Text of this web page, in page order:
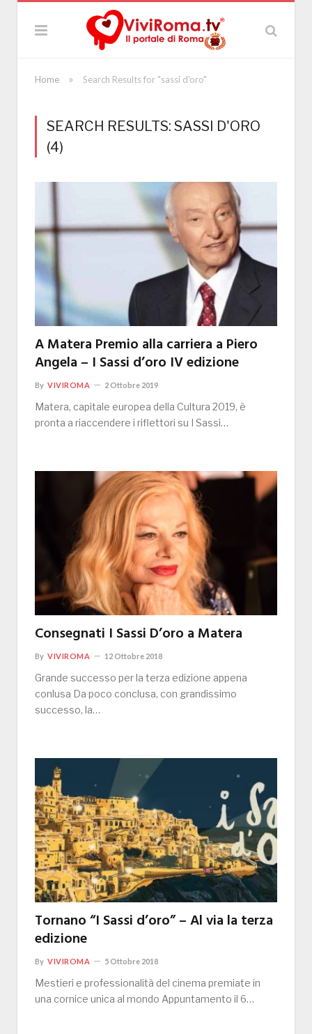
Home » Search Results for "sassi d'oro"
SEARCH RESULTS: SASSI D'ORO
(4)
A Matera Premio alla carriera a Piero
Angela – I Sassi d’oro IV edizione
By VIVIROMA 2 Ottobre 2019
Matera, capitale europea della Cultura 2019, è
pronta a riaccendere i riflettori su I Sassi…
Consegnati I Sassi D’oro a Matera
By VIVIROMA 12 Ottobre 2018
Grande successo per la terza edizione appena
conlusa Da poco conclusa, con grandissimo
successo, la…
Tornano “I Sassi d’oro” – Al via la terza
edizione
By VIVIROMA 5 Ottobre 2018
Mestieri e professionalità del cinema premiate in
una cornice unica al mondo Appuntamento il 6…